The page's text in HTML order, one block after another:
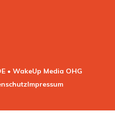
• WakeUp Media OHG
Impressum